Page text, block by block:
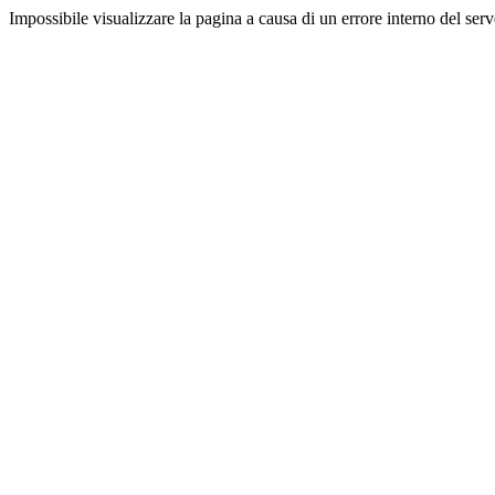
Impossibile visualizzare la pagina a causa di un errore interno del